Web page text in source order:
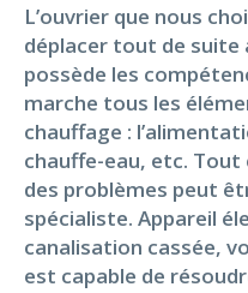
L’ouvrier que nous
déplacer tout de suite
possède les
marche tous les
chauffage :
chauffe-eau, etc. Tout
des problèmes peut
spécialiste. Appareil
canalisation cassée,
est capable de